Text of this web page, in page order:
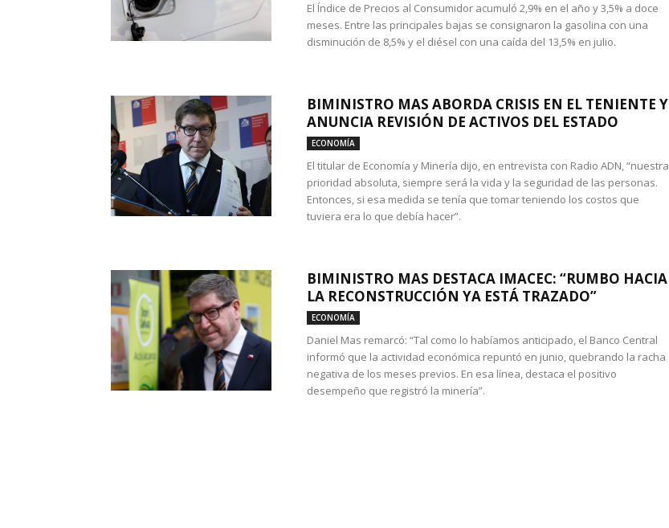
El Índice de Precios al Consumidor acumuló 2,9% en el año y 3,5% a doce
meses. Entre las principales bajas se consignaron la gasolina con una
disminución de 8,5% y el diésel con una caída del 13,5% en julio.
BIMINISTRO MAS ABORDA CRISIS EN EL TENIENTE Y
ANUNCIA REVISIÓN DE ACTIVOS DEL ESTADO
ECONOMÍA
El titular de Economía y Minería dijo, en entrevista con Radio ADN, “nuestra
prioridad absoluta, siempre será la vida y la seguridad de las personas.
Entonces, si esa medida se tenía que tomar teniendo los costos que
tuviera era lo que debía hacer”.
BIMINISTRO MAS DESTACA IMACEC: “RUMBO HACIA
LA RECONSTRUCCIÓN YA ESTÁ TRAZADO”
ECONOMÍA
Daniel Mas remarcó: “Tal como lo habíamos anticipado, el Banco Central
informó que la actividad económica repuntó en junio, quebrando la racha
negativa de los meses previos. En esa línea, destaca el positivo
desempeño que registró la minería”.